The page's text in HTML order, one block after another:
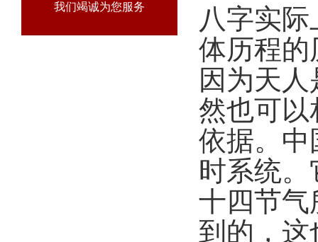
我们竭诚为您服务
八字实
体历程的
因为天
然也可以
依据。中
时系统
十四节气
到的，